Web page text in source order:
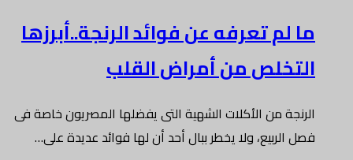
ما لم تعرفه عن فوائد الرنجة..أبرزها
التخلص من أمراض القلب
الرنجة من الأكلات الشهية التى يفضلها المصريون خاصة فى
فصل الربيع، ولا يخطر ببال أحد أن لها فوائد عديدة على…